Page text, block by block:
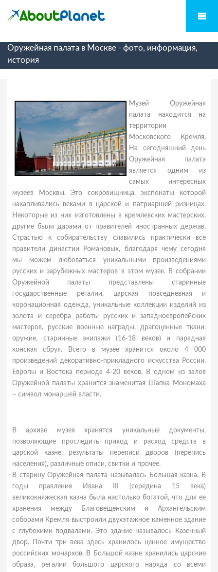
Оружейная палата в Москве - фото, информация,
история
Музей Оружейная
палата находится на
территории
Московского Кремля.
На сегодняшний день
Оружейная палата
является одним из
самых интересных
музеев Москвы. Это сокровищница, экспонаты которой
накапливались веками в царской и патриаршей ризницах.
Некоторые из них изготовлены в кремлевских мастерских,
другие были дарами от правителей иностранных держав.
Страстью к собирательству славились практически все
правители династии Романовых, благодаря чему сегодня
мы можем любоваться уникальными произведениями
русских и зарубежных мастеров в этом музее. В собрании
Оружейной палаты представлены старинные
государственные регалии, царская повседневная и
коронационная одежда, уникальные коллекции изделий из
золота и серебра работы русских и западноевропейских
мастеров, русские военные награды, драгоценные ткани,
оружие, старинные экипажи (16-18 веков) и парадная
конская сбруя. Всего в музее хранится около 4 000
произведений декоративно-прикладного искусства России.
Европы и Востока периода 4-20 веков. В одном из залов
Оружейной палаты хранится знаменитая Шапка Мономаха
– символ монаршей власти.
В архиве музея хранятся уникальные документы,
позволяющие проследить приход и расход средств в
царской казне, результаты переписи дворов (перепись
населения), различные описи, свитки и прочее.
В старину Оружейная палата называлась Большая казна. В
годы правления Ивана III (середина 15 века)
великокняжеская казна была настолько богатой, что для ее
хранения между Благовещенским и Архангельским
соборами Кремля выстроили двухэтажное каменное здание
с глубокими подвалами. Это здание называлось Казенный
двор. Почти три века здесь хранилось ценное имущество
российских монархов. В Большой казне хранились царские
образа, регалии большого царского наряда со всеми